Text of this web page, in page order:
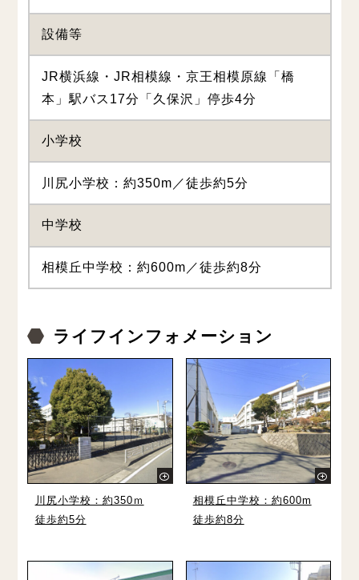
設備等
JR横浜線・JR相模線・京王相模原線「橋
本」駅バス17分「久保沢」停歩4分
小学校
川尻小学校：約350m／徒歩約5分
中学校
相模丘中学校：約600m／徒歩約8分
ライフインフォメーション
川尻小学校：約350ｍ
徒歩約5分
相模丘中学校：約600m
徒歩約8分